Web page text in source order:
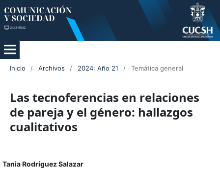
Inicio / Archivos / 2024: Año 21 / Temática general
Las tecnoferencias en relaciones
de pareja y el género: hallazgos
cualitativos
Tania Rodríguez Salazar